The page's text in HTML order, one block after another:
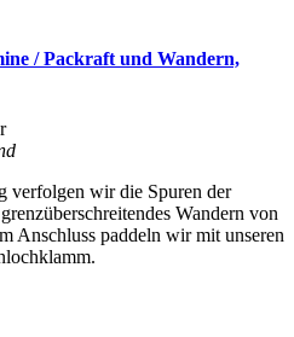
/ Packraft und Wandern,
verfolgen wir die Spuren der
Wandern von
Anschluss paddeln wir mit unseren